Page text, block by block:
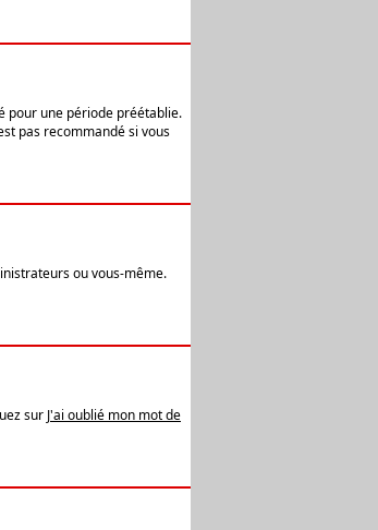
pour une période préétablie.
pas recommandé si vous
ou vous-même.
sur J'ai oublié mon mot de